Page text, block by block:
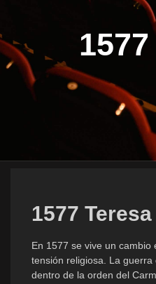
1577
En 1577 se vive un cambio
tensión religiosa. La
dentro de la orden del